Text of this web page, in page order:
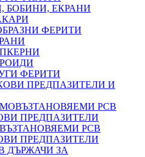
БОБИНИ, ЕКРАНИ
ФЕРИТИ
ФЕРИТИ
ПРЕДПАЗИТЕЛИ И
PCB
ПРЕДПАЗИТЕЛИ
PCB
ПРЕДПАЗИТЕЛИ
ДЪРЖАЧИ ЗА